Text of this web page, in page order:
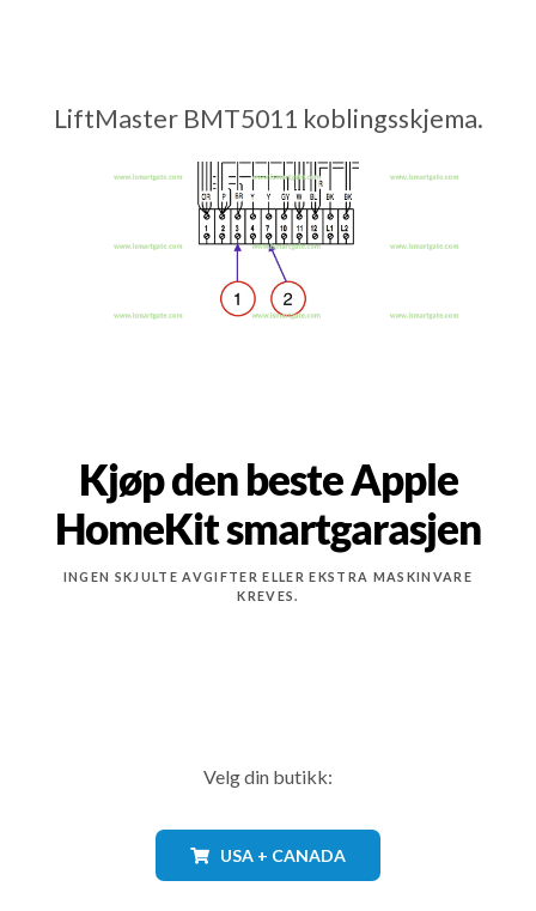
LiftMaster BMT5011 koblingsskjema.
Kjøp den beste Apple
HomeKit smartgarasjen
INGEN SKJULTE AVGIFTER ELLER EKSTRA MASKINVARE
KREVES.
Velg din butikk:
USA + CANADA